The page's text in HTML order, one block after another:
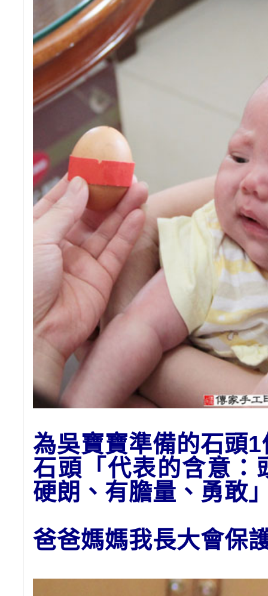
為吳寶寶準備的石
石頭 「代表的含意
硬朗、有膽量、勇敢
爸爸媽媽我長大會保